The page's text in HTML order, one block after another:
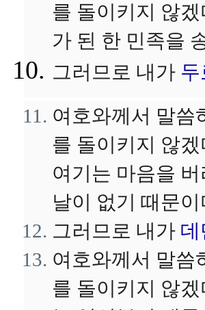
를 돌이키지 않
가 된 한 민족을
그러므로 내가 두
여호와께서 말씀
를 돌이키지 않
여기는 마음을
날이 없기 때문이
그러므로 내가 데
여호와께서 말씀
를 돌이키지 않